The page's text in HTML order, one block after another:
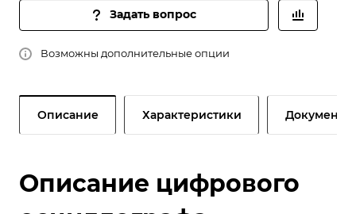
Задать вопрос
Возможны дополнительные опции
Описание Характеристики Документы
Описание цифрового